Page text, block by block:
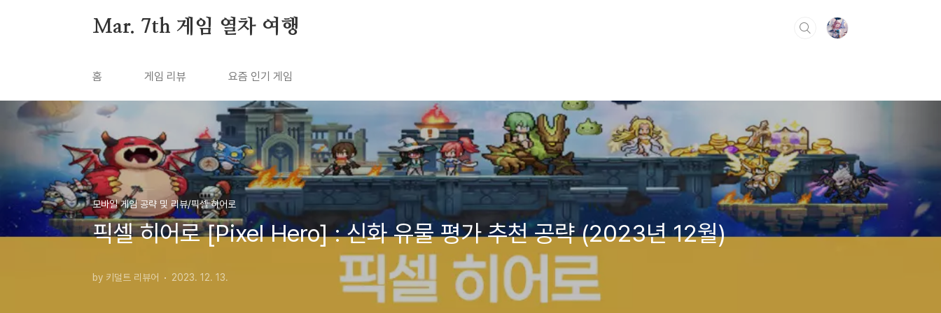
Mar. 7th 게임 열차 여행
홈 게임 리뷰 요즘 인기 게임
모바일 게임 공략 및 리뷰/픽셀 히어로
픽셀 히어로 [Pixel Hero] : 신화 유물 평가 추천 공략 (2023년 12월)
by 키덜트 리뷰어 2023. 12. 13.